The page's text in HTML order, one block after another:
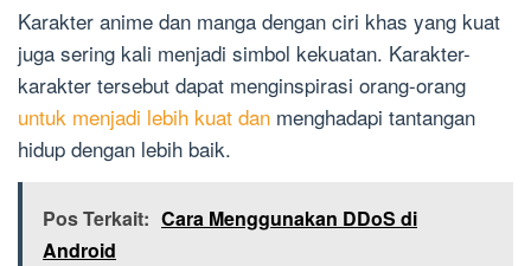
Karakter anime dan manga dengan ciri khas yang kuat
juga sering kali menjadi simbol kekuatan. Karakter-
karakter tersebut dapat menginspirasi orang-orang
untuk menjadi lebih kuat dan menghadapi tantangan
hidup dengan lebih baik.
Pos Terkait: Cara Menggunakan DDoS di
Android